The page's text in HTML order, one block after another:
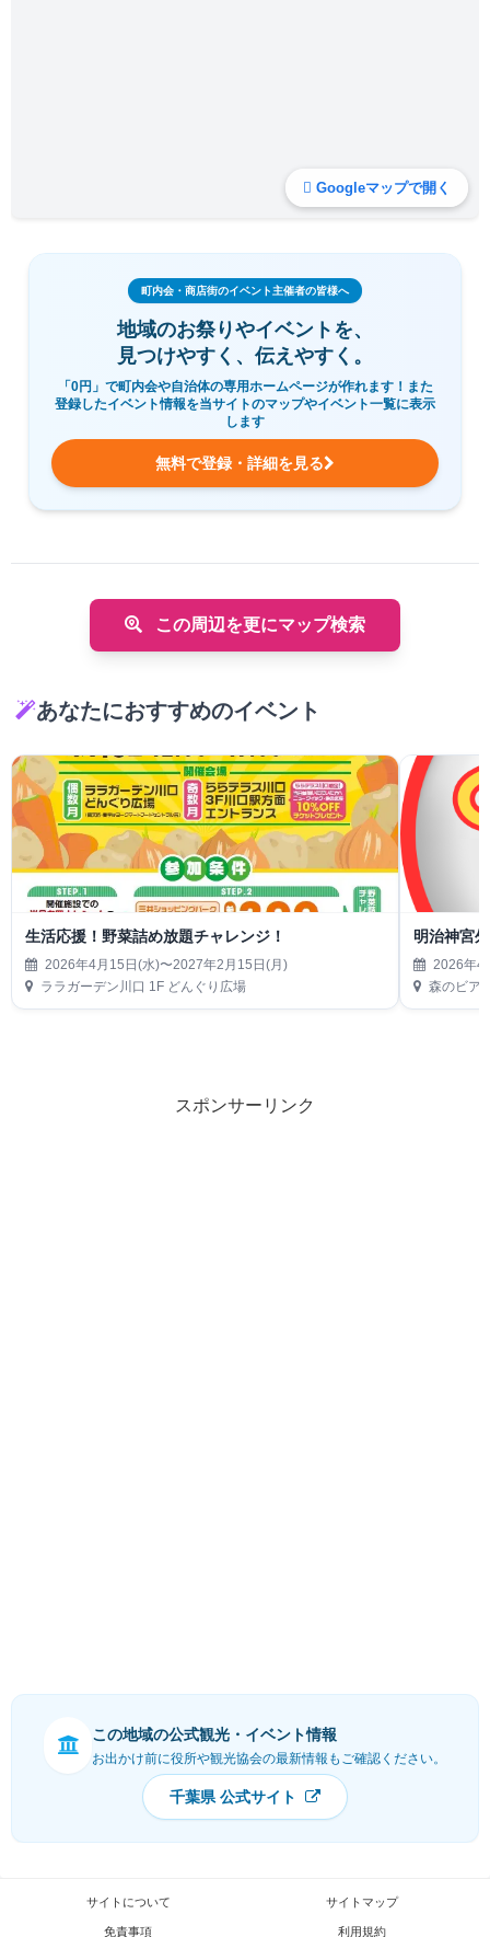
Googleマップで開く
町内会・商店街のイベント主催者の皆様へ
地域のお祭りやイベントを、
見つけやすく、伝えやすく。
「0円」で町内会や自治体の専用ホームページが作れます！また
登録したイベント情報を当サイトのマップやイベント一覧に表示
します
無料で登録・詳細を見る
この周辺を更にマップ検索
あなたにおすすめのイベント
生活応援！野菜詰め放題チャレンジ！
2026年4月15日(水)〜2027年2月15日(月)
ララガーデン川口 1F どんぐり広場
明治神宮
2026年4
森のビアガー
スポンサーリンク
この地域の公式観光・イベント情報
お出かけ前に役所や観光協会の最新情報もご確認ください。
千葉県 公式サイト
サイトについて サイトマップ
免責事項 利用規約